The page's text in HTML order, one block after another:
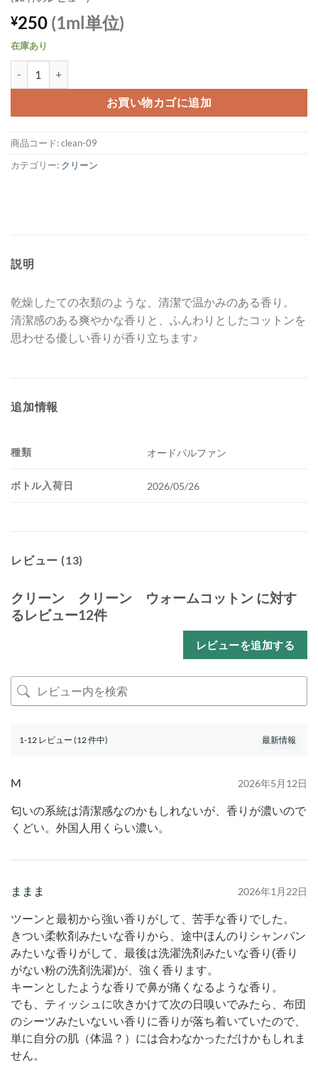
¥250 (1ml単位)
在庫あり
お買い物カゴに追加
商品コード:clean-09
カテゴリー: クリーン
説明
乾燥したての衣類のような、清潔で温かみのある香り。
清潔感のある爽やかな香りと、ふんわりとしたコットンを
思わせる優しい香りが香り立ちます♪
追加情報
種類 オードパルファン
ボトル入荷日 2026/05/26
レビュー (13)
クリーン クリーン ウォームコットン に対す
るレビュー12件
レビューを追加する
1-12 レビュー (12 件中)
M 2026年5月12日
匂いの系統は清潔感なのかもしれないが、香りが濃いので
くどい。外国人用くらい濃い。
ままま 2026年1月22日
ツーンと最初から強い香りがして、苦手な香りでした。
きつい柔軟剤みたいな香りから、途中ほんのりシャンパン
みたいな香りがして、最後は洗濯洗剤みたいな香り(香り
がない粉の洗剤洗濯)が、強く香ります。
キーンとしたような香りで鼻が痛くなるような香り。
でも、ティッシュに吹きかけて次の日嗅いでみたら、布団
のシーツみたいないい香りに香りが落ち着いていたので、
単に自分の肌（体温？）には合わなかっただけかもしれま
せん。